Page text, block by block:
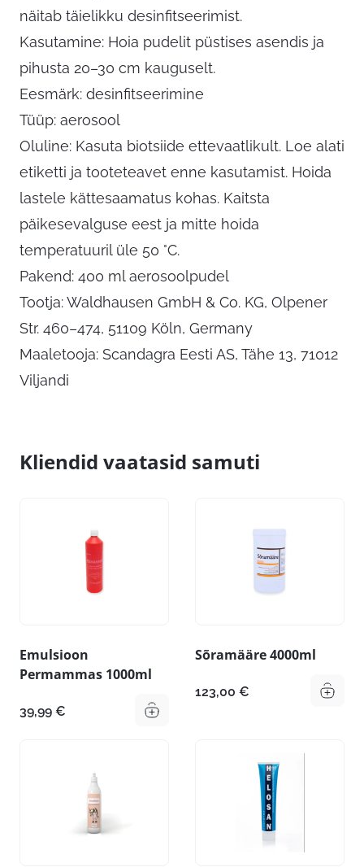
näitab täielikku desinfitseerimist.
Kasutamine: Hoia pudelit püstises asendis ja
pihusta 20–30 cm kauguselt.
Eesmärk: desinfitseerimine
Tüüp: aerosool
Oluline: Kasuta biotsiide ettevaatlikult. Loe alati
etiketti ja tooteteavet enne kasutamist. Hoida
lastele kättesaamatus kohas. Kaitsta
päikesevalguse eest ja mitte hoida
temperatuuril üle 50 °C.
Pakend: 400 ml aerosoolpudel
Tootja: Waldhausen GmbH & Co. KG, Olpener
Str. 460–474, 51109 Köln, Germany
Maaletooja: Scandagra Eesti AS, Tähe 13, 71012
Viljandi
Kliendid vaatasid samuti
Emulsioon
Permammas 1000ml
39,99 €
Sõramääre 4000ml
123,00 €